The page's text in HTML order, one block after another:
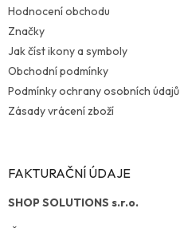
Hodnocení obchodu
Značky
Jak číst ikony a symboly
Obchodní podmínky
Podmínky ochrany osobních údajů
Zásady vrácení zboží
FAKTURAČNÍ ÚDAJE
SHOP SOLUTIONS s.r.o.